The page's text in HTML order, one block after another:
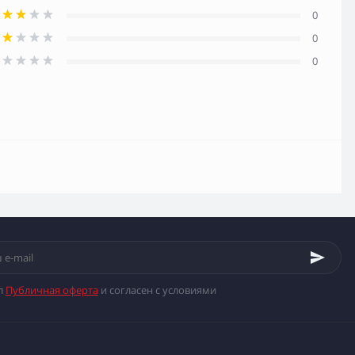
0
0
0
Публичная офертаи согласен с условиями